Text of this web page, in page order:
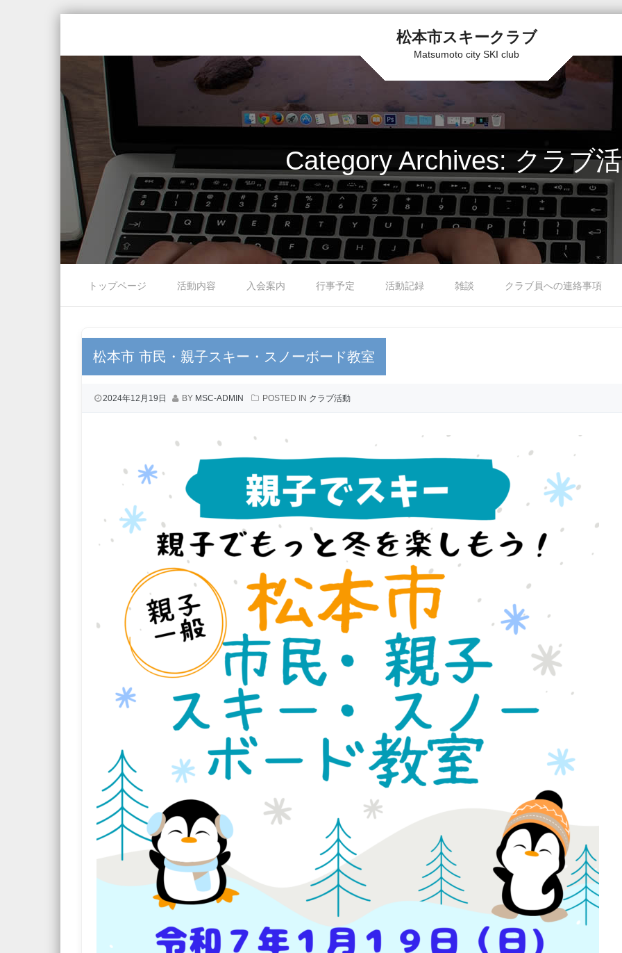
松本市スキークラブ
Matsumoto city SKI club
Category Archives: クラブ
Menuトップページ
活動内容 入会案内 行事予定 活動記録 雑談 クラブ員への連絡事項
松本市 市民・親子スキー・スノーボード教室
2024年12月19日 BY MSC-ADMIN POSTED IN クラブ活動